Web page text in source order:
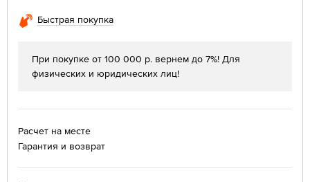
Быстрая покупка
При покупке от 100 000 р. вернем до 7%! Для
физических и юридических лиц!
Расчет на месте
Гарантия и возврат